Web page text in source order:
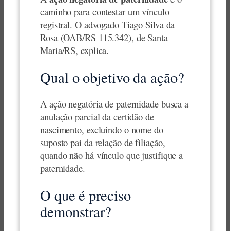
caminho para contestar um vínculo
registral. O advogado Tiago Silva da
Rosa (OAB/RS 115.342), de Santa
Maria/RS, explica.
Qual o objetivo da ação?
A ação negatória de paternidade busca a
anulação parcial da certidão de
nascimento, excluindo o nome do
suposto pai da relação de filiação,
quando não há vínculo que justifique a
paternidade.
O que é preciso
demonstrar?